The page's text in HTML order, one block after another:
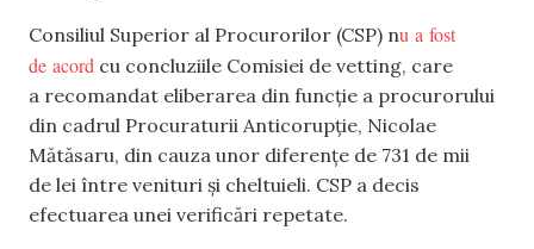
Consiliul Superior al Procurorilor (CSP) nu a fost
de acord cu concluziile Comisiei de vetting, care
a recomandat eliberarea din funcție a procurorului
din cadrul Procuraturii Anticorupție, Nicolae
Mătăsaru, din cauza unor diferențe de 731 de mii
de lei între venituri și cheltuieli. CSP a decis
efectuarea unei verificări repetate.